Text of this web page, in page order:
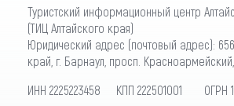
Туристский информационный центр
(ТИЦ Алтайского края)
Юридический адрес (почтовый адрес):
край, г. Барнаул, просп.
ИНН 2225223458 КПП 222501001 ОГРН